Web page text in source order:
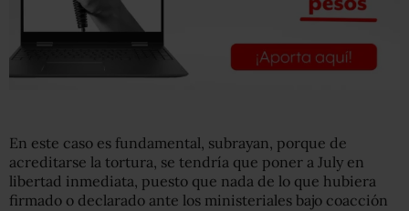
En este caso es fundamental, subrayan, porque de
acreditarse la tortura, se tendría que poner a July en
libertad inmediata, puesto que nada de lo que hubiera
firmado o declarado ante los ministeriales bajo coacción